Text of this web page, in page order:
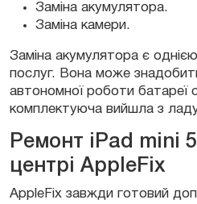
Заміна акумулятора.
Заміна камери.
Заміна акумулятора є
послуг. Вона може
автономної роботи батареї
комплектуюча вийшла з
Ремонт iPad mini
центрі AppleFix
AppleFix завжди готовий